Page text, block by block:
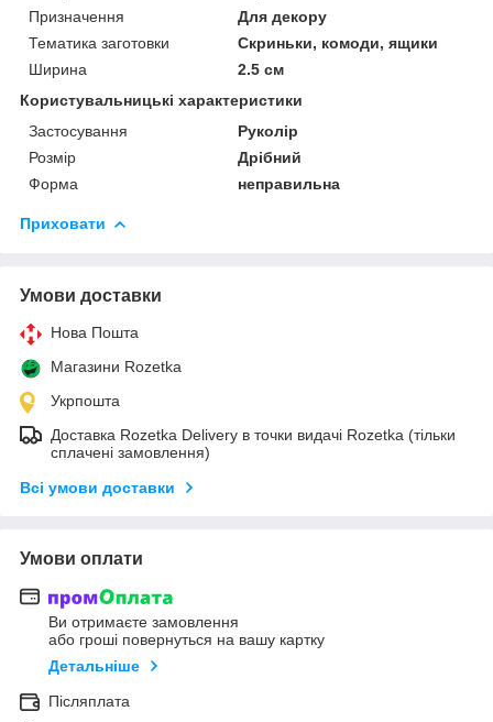
Призначення
Для декору
Тематика заготовки
Скриньки, комоди, ящики
Ширина
2.5 см
Користувальницькі характеристики
Застосування
Руколір
Розмір
Дрібний
Форма
неправильна
Приховати
Умови доставки
Нова Пошта
Магазини Rozetka
Укрпошта
Доставка Rozetka Delivery в точки видачі Rozetka (тільки
сплачені замовлення)
Всі умови доставки
Умови оплати
Ви отримаєте замовлення
або гроші повернуться на вашу картку
Детальніше
Післяплата